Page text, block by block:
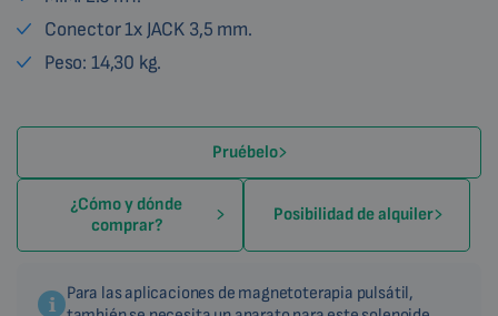
Conector 1x JACK 3,5 mm.
Peso: 14,30 kg.
Pruébelo
¿Cómo y dónde
comprar?
Posibilidad de alquiler
Para las aplicaciones de magnetoterapia pulsátil,